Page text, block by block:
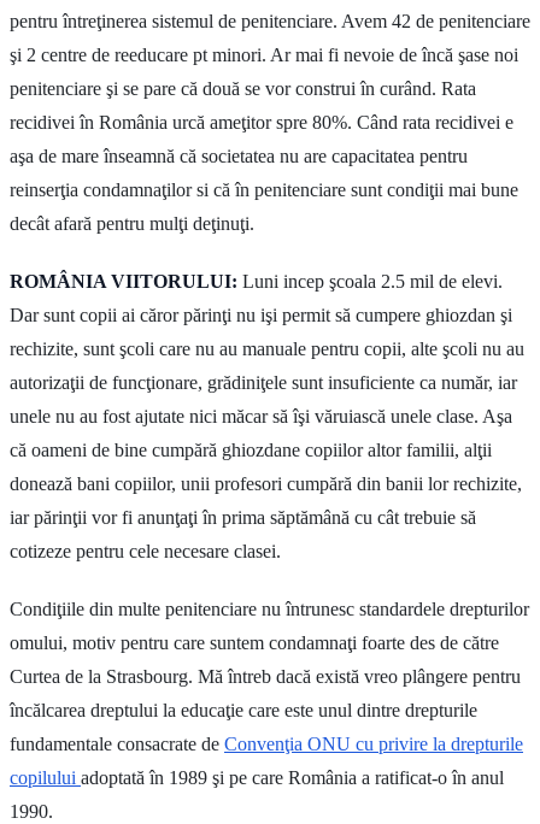
pentru întreţinerea sistemul de penitenciare. Avem 42 de penitenciare
şi 2 centre de reeducare pt minori. Ar mai fi nevoie de încă şase noi
penitenciare şi se pare că două se vor construi în curând. Rata
recidivei în România urcă ameţitor spre 80%. Când rata recidivei e
aşa de mare înseamnă că societatea nu are capacitatea pentru
reinserţia condamnaţilor si că în penitenciare sunt condiţii mai bune
decât afară pentru mulţi deţinuţi.
ROMÂNIA VIITORULUI: Luni incep şcoala 2.5 mil de elevi.
Dar sunt copii ai căror părinţi nu işi permit să cumpere ghiozdan şi
rechizite, sunt şcoli care nu au manuale pentru copii, alte şcoli nu au
autorizaţii de funcţionare, grădiniţele sunt insuficiente ca număr, iar
unele nu au fost ajutate nici măcar să îşi văruiască unele clase. Aşa
că oameni de bine cumpără ghiozdane copiilor altor familii, alţii
donează bani copiilor, unii profesori cumpără din banii lor rechizite,
iar părinţii vor fi anunţaţi în prima săptămână cu cât trebuie să
cotizeze pentru cele necesare clasei.
Condiţiile din multe penitenciare nu întrunesc standardele drepturilor
omului, motiv pentru care suntem condamnaţi foarte des de către
Curtea de la Strasbourg. Mă întreb dacă există vreo plângere pentru
încălcarea dreptului la educaţie care este unul dintre drepturile
fundamentale consacrate de Convenţia ONU cu privire la drepturile
copilului adoptată în 1989 şi pe care România a ratificat-o în anul
1990.